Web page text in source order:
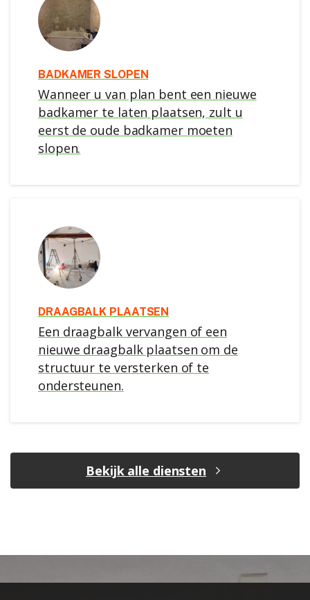
BADKAMER SLOPEN
Wanneer u van plan bent een nieuwe
badkamer te laten plaatsen, zult u
eerst de oude badkamer moeten
slopen.
DRAAGBALK PLAATSEN
Een draagbalk vervangen of een
nieuwe draagbalk plaatsen om de
structuur te versterken of te
ondersteunen.
Bekijk alle diensten